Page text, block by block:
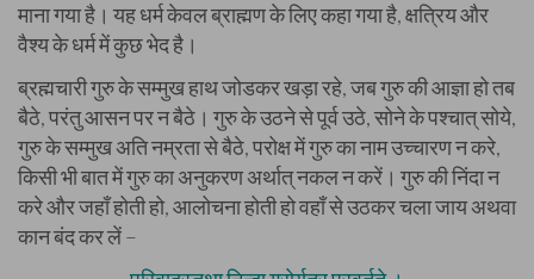
माना गया है। यह धर्म केवल ब्राह्मण के लिए कहा गया है, क्षत्रिय और
वैश्य के धर्म में कुछ भेद है।
ब्रह्मचारी गुरु के सम्मुख हाथ जोडकर खड़ा रहे, जब गुरु की आज्ञा हो तब
बैठे, परंतु आसन पर न बैठे। गुरु के उठने से पूर्व उठे, सोने के पश्चात् सोये,
गुरु के सम्मुख अति नम्रता से बैठे, परोक्ष में गुरु का नाम उच्चारण न करे,
किसी भी बात में गुरु का अनुकरण अर्थात् नकल न करें। गुरु की निंदा न
करे और जहाँ होती हो, आलोचना होती हो वहाँ से उठकर चला जाय अथवा
कान बंद कर लें –